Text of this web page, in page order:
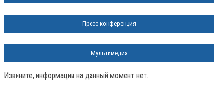
Пресс-конференция
Мультимедиа
Извините, информации на данный момент нет.